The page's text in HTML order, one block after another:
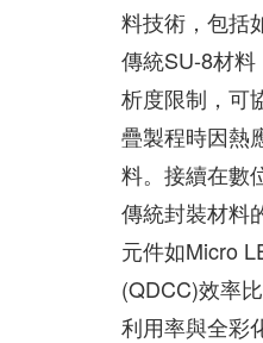
料技術，包括
傳統SU-8材
析度限制，可
疊製程時因熱
料。接續在數
傳統封裝材料
元件如Micro
(QDCC)效率
利用率與全彩